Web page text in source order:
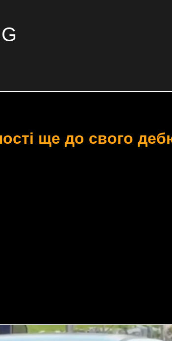
ще до свого